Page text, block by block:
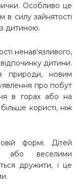
Особливо це
в силу зайнятості
дитиною.
ненав'язливого,
дитини.
природи, новим
про побут
в горах або на
користі, ніж
формі. Дітей
або веселими
дружити, і це